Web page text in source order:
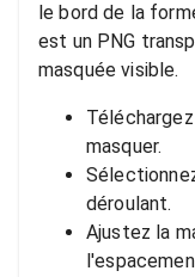
le bord de la
est un PNG
masquée visible.
masquer.
déroulant.
Ajustez la